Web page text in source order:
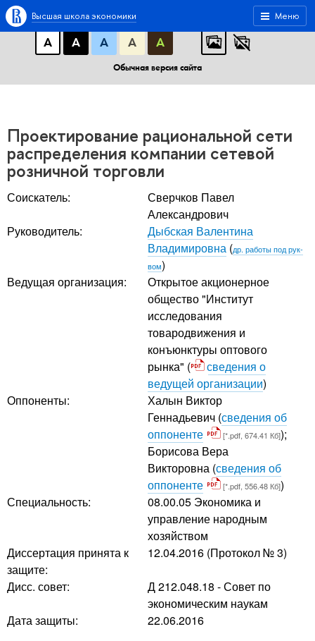
A A A
АБB
А
А А А А
Обычная версия сайта
Меню
Высшая школа экономики
Проектирование рациональной сети
распределения компании сетевой
розничной торговли
Соискатель:
Сверчков Павел
Александрович
Руководитель:
Дыбская Валентина
Владимировна (др. работы под рук-
вом)
Ведущая организация:
Открытое акционерное
общество "Институт
исследования
товародвижения и
конъюнктуры оптового
рынка" (
сведения о
ведущей организации)
Оппоненты:
Халын Виктор
Геннадьевич (сведения об
оппоненте
[*.pdf, 674.41 Кб]);
Борисова Вера
Викторовна (сведения об
оппоненте
[*.pdf, 556.48 Кб])
Специальность:
08.00.05 Экономика и
управление народным
хозяйством
Диссертация принята к
защите:
12.04.2016 (Протокол № 3)
Дисс. совет:
Д 212.048.18 - Совет по
экономическим наукам
Дата защиты:
22.06.2016